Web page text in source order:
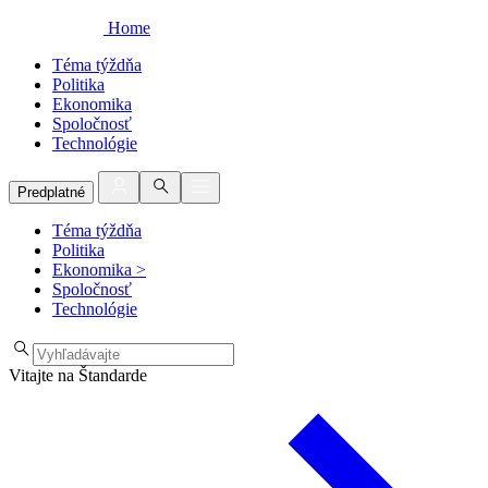
Home
Téma týždňa
Politika
Ekonomika
Spoločnosť
Technológie
Predplatné
Téma týždňa
Politika
Ekonomika >
Spoločnosť
Technológie
Vitajte na Štandarde